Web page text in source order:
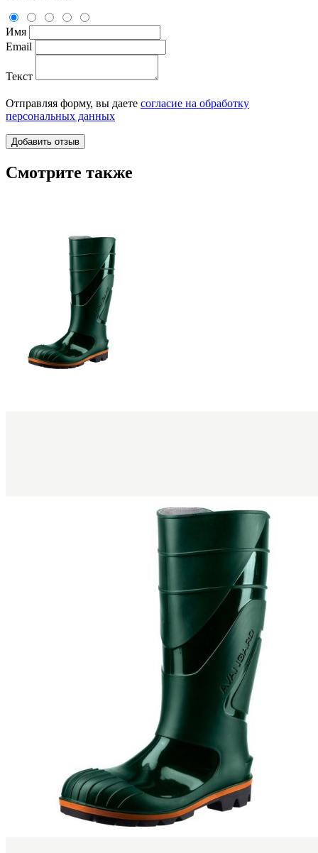
Имя
Email
Текст
Отправляя форму, вы даете согласие на обработку
персональных данных
Смотрите также